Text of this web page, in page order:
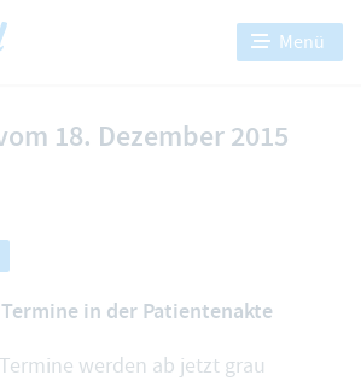
Menü
18. Dezember 2015
in der Patientenakte
werden ab jetzt grau